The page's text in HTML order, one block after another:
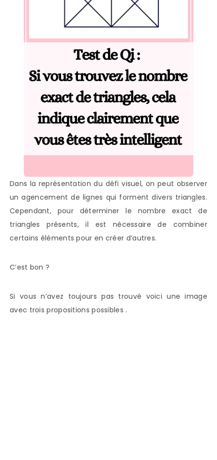
Dans la représentation du défi visuel, on peut observer
un agencement de lignes qui forment divers triangles.
Cependant, pour déterminer le nombre exact de
triangles présents, il est nécessaire de combiner
certains éléments pour en créer d’autres.
C’est bon ?
Si vous n’avez toujours pas trouvé voici une image
avec trois propositions possibles .